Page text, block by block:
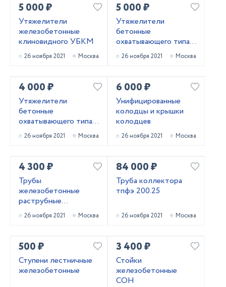
5 000 ₽
Утяжелители
железобетонные
клиновидного УБКМ
26 ноября 2021 Москва
5 000 ₽
Утяжелители
бетонные
охватывающего типа
УБОм
26 ноября 2021 Москва
4 000 ₽
Утяжелители
бетонные
охватывающего типа
УБО
26 ноября 2021 Москва
6 000 ₽
Унифицированные
колодцы и крышки
колодцев
26 ноября 2021 Москва
4 300 ₽
Трубы
железобетонные
раструбные
безнапорные
армированные
26 ноября 2021 Москва
84 000 ₽
Труба коллектора
тпфэ 200.25
26 ноября 2021 Москва
500 ₽
Ступени лестничные
железобетонные
3 400 ₽
Стойки
железобетонные
СОН